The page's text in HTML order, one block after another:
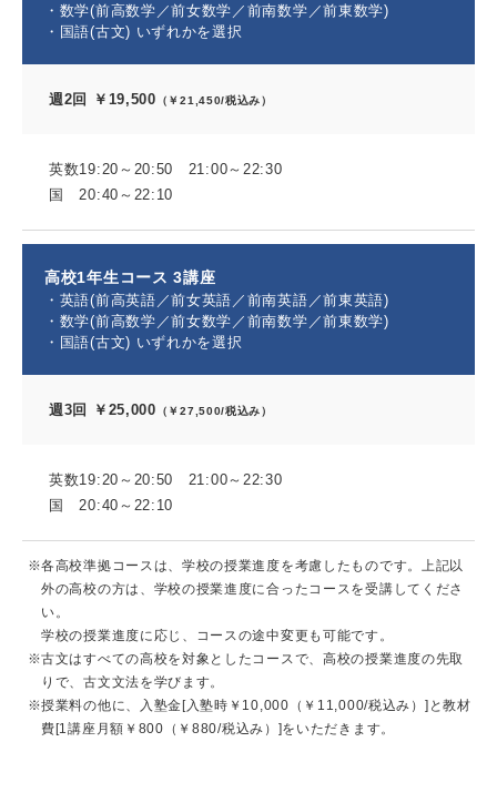
・数学(前高数学／前女数学／前南数学／前東数学)
・国語(古文) いずれかを選択
週2回 ￥19,500 （￥21,450/税込み）
英数19:20～20:50 21:00～22:30
国 20:40～22:10
高校1年生コース 3講座
・英語(前高英語／前女英語／前南英語／前東英語)
・数学(前高数学／前女数学／前南数学／前東数学)
・国語(古文) いずれかを選択
週3回 ￥25,000 （￥27,500/税込み）
英数19:20～20:50 21:00～22:30
国 20:40～22:10
各高校準拠コースは、学校の授業進度を考慮したものです。上記以
外の高校の方は、学校の授業進度に合ったコースを受講してくださ
い。
学校の授業進度に応じ、コースの途中変更も可能です。
古文はすべての高校を対象としたコースで、高校の授業進度の先取
りで、古文文法を学びます。
授業料の他に、入塾金[入塾時￥10,000（￥11,000/税込み）]と教材
費[1講座月額￥800（￥880/税込み）]をいただきます。